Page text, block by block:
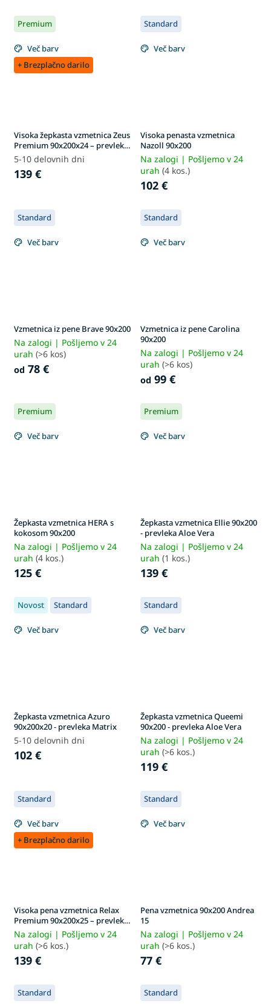
Premium
Več barv
+ Brezplačno darilo
Visoka žepkasta vzmetnica Zeus
Premium 90x200x24 – prevleka
Aloe Vera
5-10 delovnih dni
139 €
Standard
Več barv
Visoka penasta vzmetnica
Nazoll 90x200
Na zalogi | Pošljemo v 24
urah (4 kos.)
102 €
Standard
Več barv
Vzmetnica iz pene Brave 90x200
Na zalogi | Pošljemo v 24
urah (>6 kos)
od 78 €
Standard
Več barv
Vzmetnica iz pene Carolina
90x200
Na zalogi | Pošljemo v 24
urah (>6 kos)
od 99 €
Premium
Več barv
Žepkasta vzmetnica HERA s
kokosom 90x200
Na zalogi | Pošljemo v 24
urah (4 kos.)
125 €
Premium
Več barv
Žepkasta vzmetnica Ellie 90x200
- prevleka Aloe Vera
Na zalogi | Pošljemo v 24
urah (1 kos.)
139 €
Novost Standard
Več barv
Žepkasta vzmetnica Azuro
90x200x20 - prevleka Matrix
5-10 delovnih dni
102 €
Standard
Več barv
Žepkasta vzmetnica Queemi
90x200 - prevleka Aloe Vera
Na zalogi | Pošljemo v 24
urah (>6 kos.)
119 €
Standard
Več barv
+ Brezplačno darilo
Visoka pena vzmetnica Relax
Premium 90x200x25 – prevleka
Lavender
Na zalogi | Pošljemo v 24
urah (>6 kos.)
139 €
Standard
Več barv
Pena vzmetnica 90x200 Andrea
15
Na zalogi | Pošljemo v 24
urah (>6 kos.)
77 €
Standard Standard